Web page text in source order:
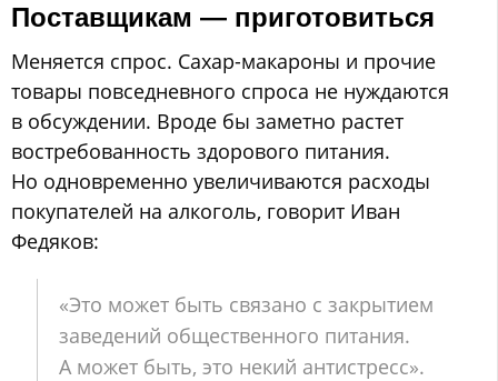
Поставщикам — приготовиться
Меняется спрос. Сахар-макароны и прочие
товары повседневного спроса не нуждаются
в обсуждении. Вроде бы заметно растет
востребованность здорового питания.
Но одновременно увеличиваются расходы
покупателей на алкоголь, говорит Иван
Федяков:
«Это может быть связано с закрытием
заведений общественного питания.
А может быть, это некий антистресс».